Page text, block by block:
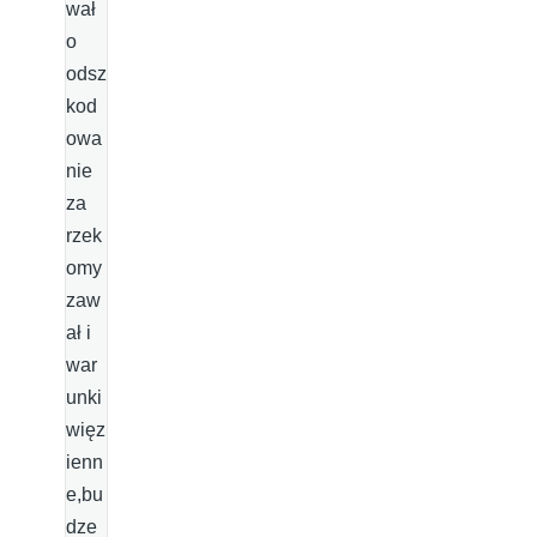
wał
o
odsz
kod
owa
nie
za
rzek
omy
zaw
ał i
war
unki
więz
ienn
e,bu
dze